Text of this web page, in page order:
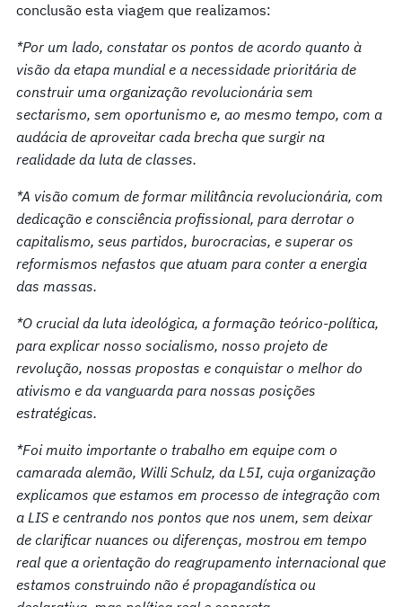
conclusão esta viagem que realizamos:
*Por um lado, constatar os pontos de acordo quanto à
visão da etapa mundial e a necessidade prioritária de
construir uma organização revolucionária sem
sectarismo, sem oportunismo e, ao mesmo tempo, com a
audácia de aproveitar cada brecha que surgir na
realidade da luta de classes.
*A visão comum de formar militância revolucionária, com
dedicação e consciência profissional, para derrotar o
capitalismo, seus partidos, burocracias, e superar os
reformismos nefastos que atuam para conter a energia
das massas.
*O crucial da luta ideológica, a formação teórico-política,
para explicar nosso socialismo, nosso projeto de
revolução, nossas propostas e conquistar o melhor do
ativismo e da vanguarda para nossas posições
estratégicas.
*Foi muito importante o trabalho em equipe com o
camarada alemão, Willi Schulz, da L5I, cuja organização
explicamos que estamos em processo de integração com
a LIS e centrando nos pontos que nos unem, sem deixar
de clarificar nuances ou diferenças, mostrou em tempo
real que a orientação do reagrupamento internacional que
estamos construindo não é propagandística ou